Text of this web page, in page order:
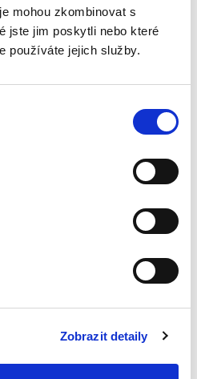
mohou zkombinovat s
jste jim poskytli nebo které
používáte jejich služby.
Zobrazit detaily
Základní instituty
shromažďovacího
práva
84/1990 Sb., o právu